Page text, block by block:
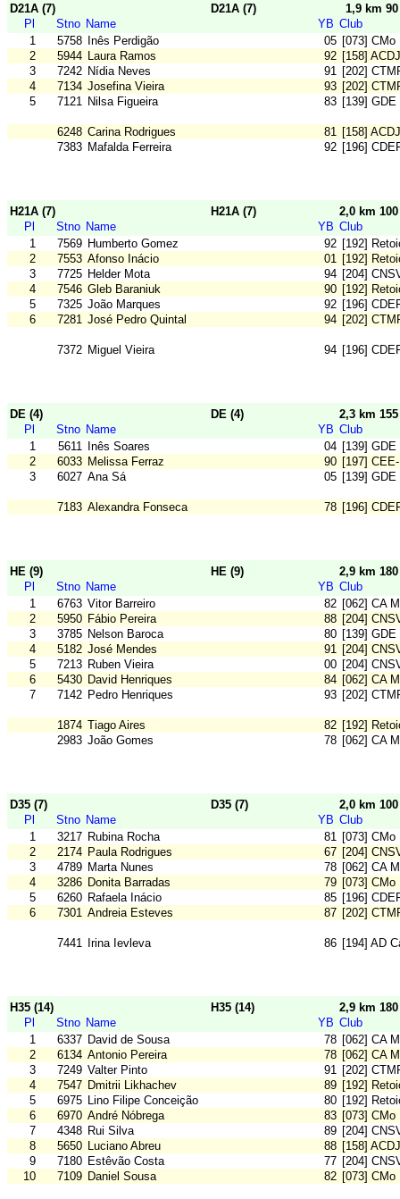
D21A (7) D21A (7)
1,9 km
Pl
Stno Name YB Club
1
5758 Inês Perdigão 05 [073] CMo
2
5944 Laura Ramos 92 [158]
3
7242 Nídia Neves 91 [202]
4
7134 Josefina Vieira 93 [202]
5
7121 Nilsa Figueira 83 [139] GDE
6248 Carina Rodrigues 81 [158]
7383 Mafalda Ferreira 92 [196]
H21A (7) H21A (7)
2,0 km
Pl
Stno Name YB Club
1
7569 Humberto Gomez 92 [192]
2
7553 Afonso Inácio 01 [192]
3
7725 Helder Mota 94 [204]
4
7546 Gleb Baraniuk 90 [192]
5
7325 João Marques 92 [196]
6
7281 José Pedro Quintal 94 [202]
7372 Miguel Vieira 94 [196]
DE (4) DE (4)
2,3 km
Pl
Stno Name YB Club
1
5611 Inês Soares 04 [139] GDE
2
6033 Melissa Ferraz 90 [197]
3
6027 Ana Sá 05 [139] GDE
7183 Alexandra Fonseca 78 [196]
HE (9) HE (9)
2,9 km
Pl
Stno Name YB Club
1
6763 Vitor Barreiro 82 [062] CA
2
5950 Fábio Pereira 88 [204]
3
3785 Nelson Baroca 80 [139] GDE
4
5182 José Mendes 91 [204]
5
7213 Ruben Vieira 00 [204]
6
5430 David Henriques 84 [062] CA
7
7142 Pedro Henriques 93 [202]
1874 Tiago Aires 82 [192]
2983 João Gomes 78 [062] CA
D35 (7) D35 (7)
2,0 km
Pl
Stno Name YB Club
1
3217 Rubina Rocha 81 [073] CMo
2
2174 Paula Rodrigues 67 [204]
3
4789 Marta Nunes 78 [062] CA
4
3286 Donita Barradas 79 [073] CMo
5
6260 Rafaela Inácio 85 [196]
6
7301 Andreia Esteves 87 [202]
7441 Irina Ievleva 86 [194] AD
H35 (14) H35 (14)
2,9 km
Pl
Stno Name YB Club
1
6337 David de Sousa 78 [062] CA
2
6134 Antonio Pereira 78 [062] CA
3
7249 Valter Pinto 91 [202]
4
7547 Dmitrii Likhachev 89 [192]
5
6975 Lino Filipe Conceição 80 [192]
6
6970 André Nóbrega 83 [073] CMo
7
4348 Rui Silva 89 [204]
8
5650 Luciano Abreu 88 [158]
9
7180 Estêvão Costa 77 [204]
10
7109 Daniel Sousa 82 [073] CMo